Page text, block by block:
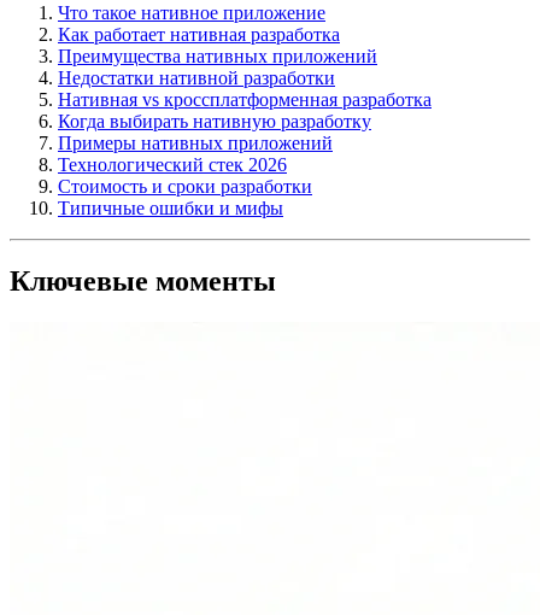
Что такое нативное приложение
Как работает нативная разработка
Преимущества нативных приложений
Недостатки нативной разработки
Нативная vs кроссплатформенная разработка
Когда выбирать нативную разработку
Примеры нативных приложений
Технологический стек 2026
Стоимость и сроки разработки
Типичные ошибки и мифы
Ключевые моменты